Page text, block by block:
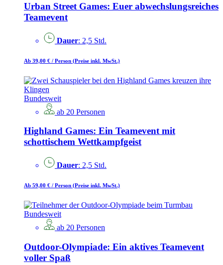
Urban Street Games: Euer abwechslungsreiches
Teamevent
Dauer: 2,5 Std.
Ab 39,00 € / Person (Preise inkl. MwSt.)
Bundesweit
ab 20 Personen
Highland Games: Ein Teamevent mit
schottischem Wettkampfgeist
Dauer: 2,5 Std.
Ab 59,00 € / Person (Preise inkl. MwSt.)
Bundesweit
ab 20 Personen
Outdoor-Olympiade: Ein aktives Teamevent
voller Spaß